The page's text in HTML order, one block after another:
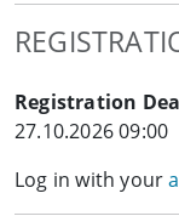
Registration
27.10.2026 09:00
Log in with your